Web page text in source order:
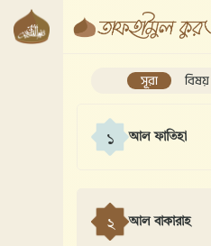
সূরা বিষয়
১ আল ফাতিহা
২ আল বাকারাহ